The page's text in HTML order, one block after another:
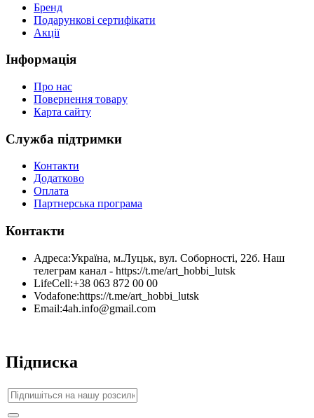
Бренд
Подарункові сертифікати
Акції
Інформація
Про нас
Повернення товару
Карта сайту
Служба підтримки
Контакти
Додатково
Оплата
Партнерська програма
Контакти
Адреса:Україна, м.Луцьк, вул. Соборності, 22б. Наш
телеграм канал - https://t.me/art_hobbi_lutsk
LifeCell:+38 063 872 00 00
Vodafone:https://t.me/art_hobbi_lutsk
Email:4ah.info@gmail.com
Підписка